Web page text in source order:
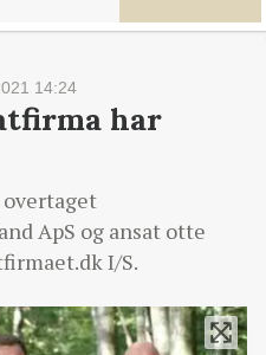
14:24
har
ApS og ansat otte
I/S.